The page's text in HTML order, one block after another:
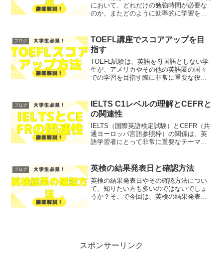
において、どれだけの勉強時間が必要な
のか、またどのように効率的に学習を進
割を取るための勉強時間と効率的な学習
法について、わか...
ブログ
TOEFL講座でスコアアップを目
指す
TOEFL試験は、英語を母国語としない学
生が、アメリカやその他の英語圏の国々
での学習を目指す際に非常に重要な役割
業や生活においても役立つ能力を測るた
めの重要な要素です。...
ブログ
IELTS C1レベルの理解とCEFRと
の関連性
IELTS（国際英語検定試験）とCEFR（共
通ヨーロッパ言語参照枠）の関係は、英
語学習者にとって非常に重要なテーマで
スコアが大学院進学にどのように影響す
るのかを理...
ブログ 英検の結果発表日と確認方法
英検の結果発表日やその確認方法につい
て、知りたい方も多いのではないでしょ
うか？そこで今回は、英検の結果発表日
スポンサーリンク